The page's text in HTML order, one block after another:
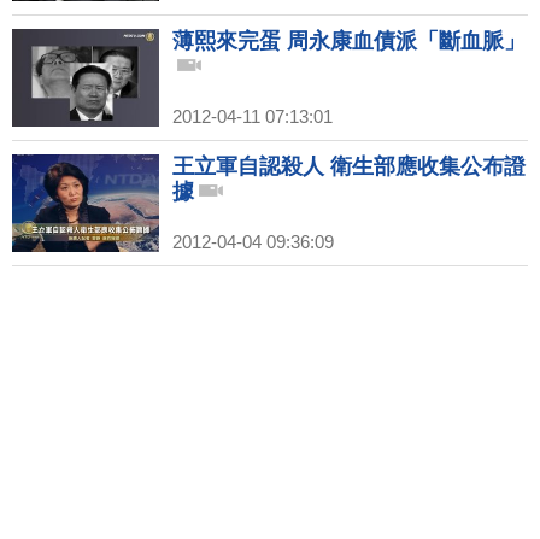
薄熙來完蛋 周永康血債派「斷血脈」
2012-04-11 07:13:01
王立軍自認殺人 衛生部應收集公布證
據
2012-04-04 09:36:09